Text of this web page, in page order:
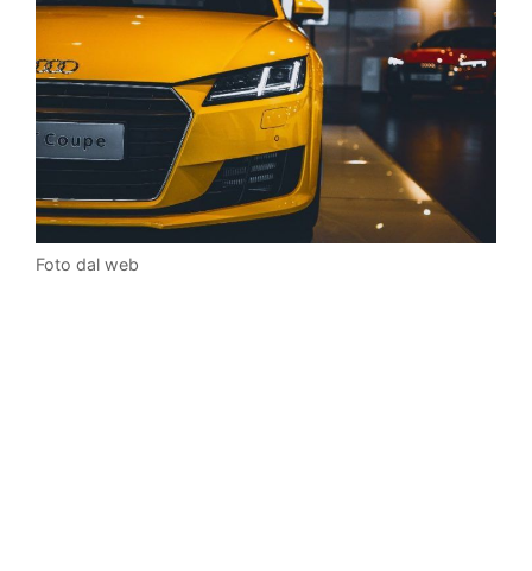
Foto dal web